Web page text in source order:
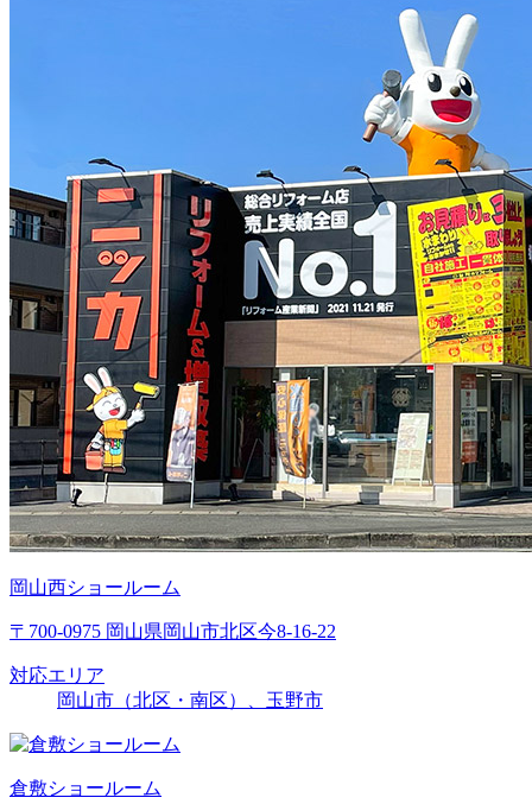
岡山西ショールーム
〒700-0975 岡山県岡山市北区今8-16-22
対応エリア
岡山市（北区・南区）、玉野市
倉敷ショールーム